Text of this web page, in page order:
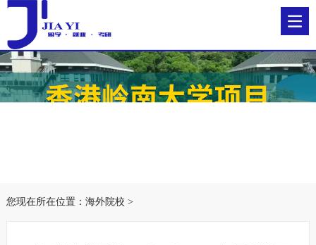
您现在所在位置： 海外院校 >